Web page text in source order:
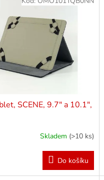
SCENE, 9.7" a 10.1",
Skladem (>10 ks)
Do košíku